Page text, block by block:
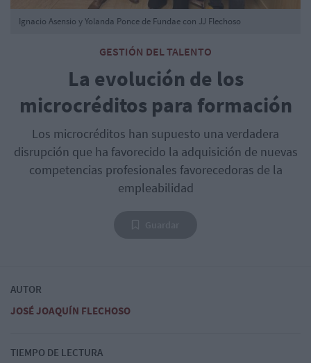
GESTIÓN DEL TALENTO
La evolución de los
microcréditos para formación
Los microcréditos han supuesto una verdadera
disrupción que ha favorecido la adquisición de nuevas
competencias profesionales favorecedoras de la
empleabilidad
Ignacio Asensio y Yolanda Ponce de Fundae con JJ Flechoso
AUTOR
JOSÉ JOAQUÍN FLECHOSO
TIEMPO DE LECTURA